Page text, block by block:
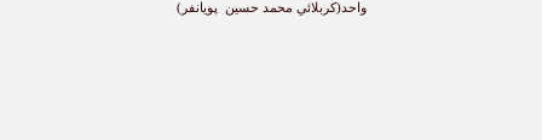
واحد(کربلائي محمد حسین پويانفر)